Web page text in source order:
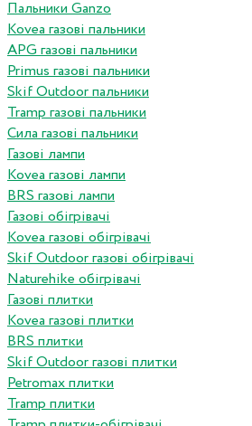
Пальники Ganzo
Kovea газові пальники
APG газові пальники
Primus газові пальники
Skif Outdoor пальники
Tramp газові пальники
Сила газові пальники
Газові лампи
Kovea газові лампи
BRS газові лампи
Газові обігрівачі
Kovea газові обігрівачі
Skif Outdoor газові обігрівачі
Naturehike обігрівачі
Газові плитки
Kovea газові плитки
BRS плитки
Skif Outdoor газові плитки
Petromax плитки
Tramp плитки